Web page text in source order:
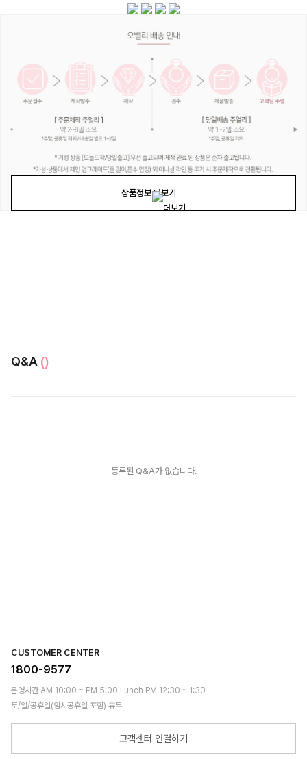
상품정보 더보기
Q&A ()
등록된 Q&A가 없습니다.
CUSTOMER CENTER
1800-9577
운영시간 AM 10:00 ~ PM 5:00 Lunch PM 12:30 ~ 1:30
토/일/공휴일(임시공휴일 포함) 휴무
고객센터 연결하기